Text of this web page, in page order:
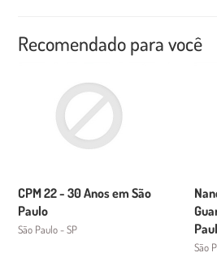
Recomendado para você
CPM 22 - 30 Anos em São
Paulo
São Paulo - SP
São